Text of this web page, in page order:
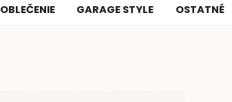
OBLEČENIE GARAGE STYLE OSTATNÉ